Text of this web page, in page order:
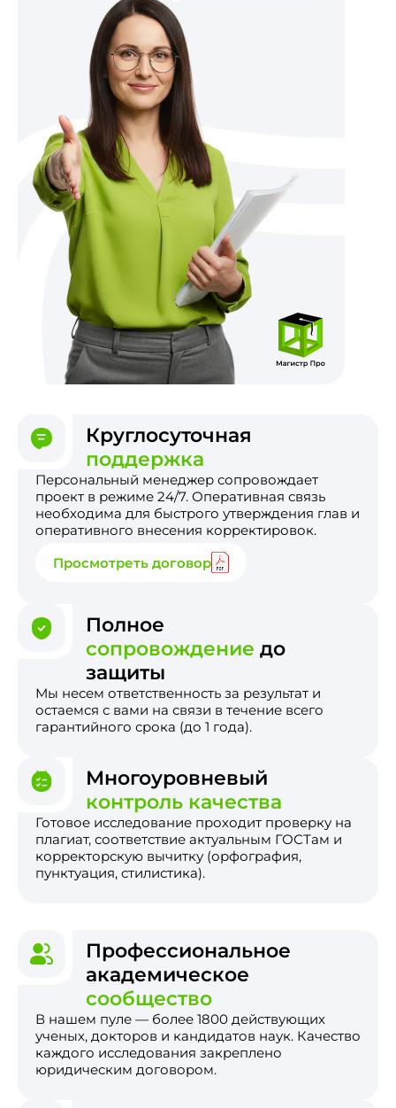
Круглосуточная
поддержка
Персональный менеджер сопровождает
проект в режиме 24/7. Оперативная связь
необходима для быстрого утверждения глав и
оперативного внесения корректировок.
Просмотреть договор
Полное
сопровождение до
защиты
Мы несем ответственность за результат и
остаемся с вами на связи в течение всего
гарантийного срока (до 1 года).
Многоуровневый
контроль качества
Готовое исследование проходит проверку на
плагиат, соответствие актуальным ГОСТам и
корректорскую вычитку (орфография,
пунктуация, стилистика).
Профессиональное
академическое
сообщество
В нашем пуле — более 1800 действующих
ученых, докторов и кандидатов наук. Качество
каждого исследования закреплено
юридическим договором.